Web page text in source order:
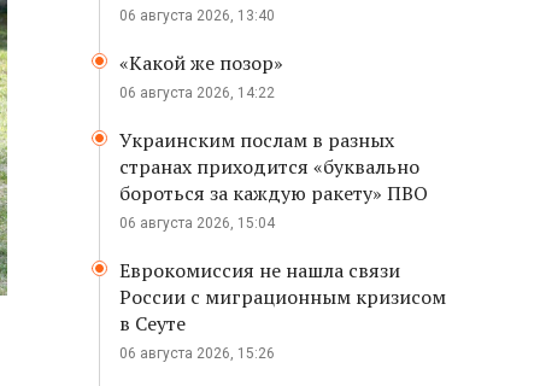
06 августа 2026, 13:40
«Какой же позор»
06 августа 2026, 14:22
Украинским послам в разных
странах приходится «буквально
бороться за каждую ракету» ПВО
06 августа 2026, 15:04
Еврокомиссия не нашла связи
России с миграционным кризисом
в Сеуте
06 августа 2026, 15:26